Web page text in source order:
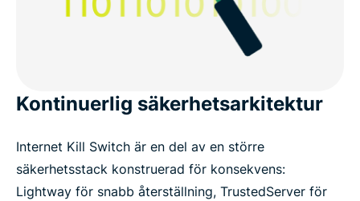
Kontinuerlig säkerhetsarkitektur
Internet Kill Switch är en del av en större
säkerhetsstack konstruerad för konsekvens:
Lightway för snabb återställning, TrustedServer för